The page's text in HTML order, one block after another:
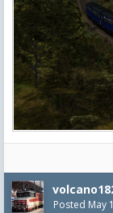
Posted May